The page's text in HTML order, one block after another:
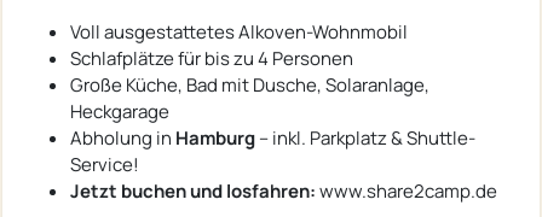
Voll ausgestattetes Alkoven-Wohnmobil
Schlafplätze für bis zu 4 Personen
Große Küche, Bad mit Dusche, Solaranlage,
Heckgarage
Abholung in Hamburg– inkl. Parkplatz & Shuttle-
Service!
Jetzt buchen und losfahren:www.share2camp.de